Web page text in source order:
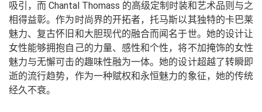
吸引，而 Chantal Thomass 的高级定制时装和艺术品则与之
相得益彰。作为时尚界的开拓者，托马斯以其独特的卡巴莱
魅力、复古怀旧和大胆现代的融合而闻名于世。她的设计让
女性能够拥抱自己的力量、感性和个性，将不加掩饰的女性
魅力与无懈可击的趣味性融为一体。她的设计超越了转瞬即
逝的流行趋势，作为一种赋权和永恒魅力的象征，她的传统
经久不衰。